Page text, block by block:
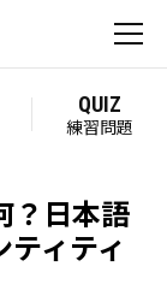
QUIZ
練習問題
？日本語
ィティ